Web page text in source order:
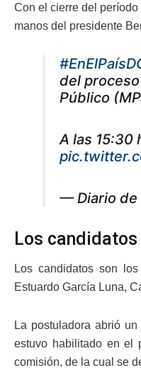
Con el cierre del
manos del presidente
del
Público
A las 15:30
— Diario de
Los candidatos
Los candidatos son
Estuardo García Luna,
La postuladora abrió
estuvo habilitado en el
comisión, de la cual se